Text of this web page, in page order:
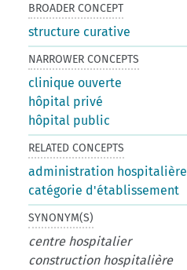
BROADER CONCEPT
structure curative
NARROWER CONCEPTS
clinique ouverte
hôpital privé
hôpital public
RELATED CONCEPTS
administration hospitalière
catégorie d'établissement
SYNONYM(S)
centre hospitalier
construction hospitalière